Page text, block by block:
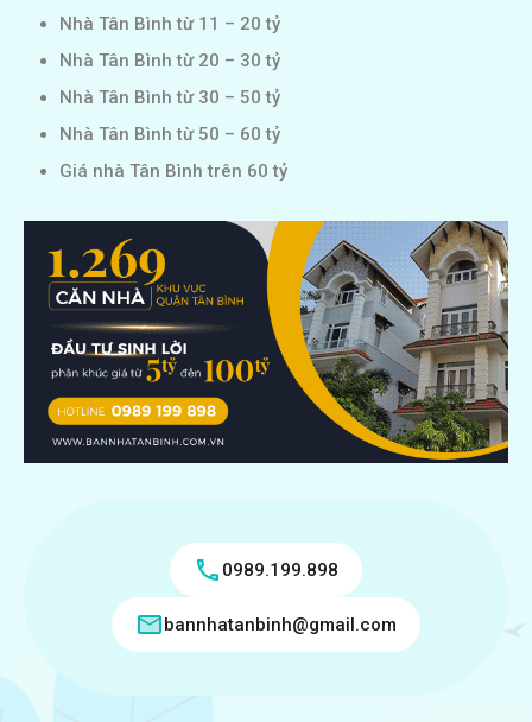
Nhà Tân Bình từ 11 – 20 tỷ
Nhà Tân Bình từ 20 – 30 tỷ
Nhà Tân Bình từ 30 – 50 tỷ
Nhà Tân Bình từ 50 – 60 tỷ
Giá nhà Tân Bình trên 60 tỷ
0989.199.898
bannhatanbinh@gmail.com